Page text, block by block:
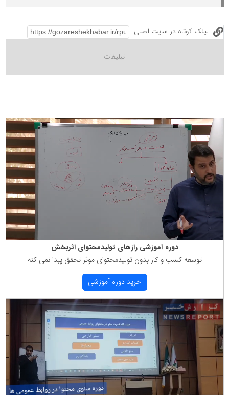
لینک کوتاه در سایت اصلی
دوره آموزشی رازهای تولیدمحتوای اثربخش
توسعه كسب و كار بدون تولیدمحتوای موثر تحقق پبدا نمی كنه
خرید دوره آموزشی